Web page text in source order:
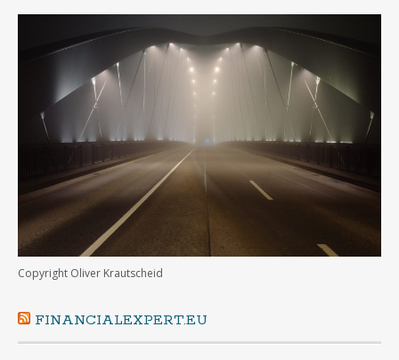
Copyright Oliver Krautscheid
FINANCIALEXPERT.EU